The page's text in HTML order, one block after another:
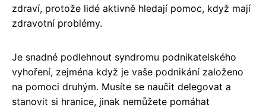
zdraví, protože lidé aktivně hledají pomoc, když mají
zdravotní problémy.
Je snadné podlehnout syndromu podnikatelského
vyhoření, zejména když je vaše podnikání založeno
na pomoci druhým. Musíte se naučit delegovat a
stanovit si hranice, jinak nemůžete pomáhat